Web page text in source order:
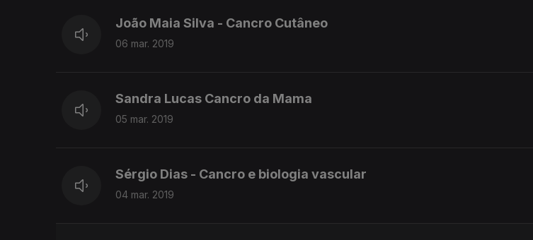
João Maia Silva - Cancro Cutâneo
06 mar. 2019
Sandra Lucas Cancro da Mama
05 mar. 2019
Sérgio Dias - Cancro e biologia vascular
04 mar. 2019